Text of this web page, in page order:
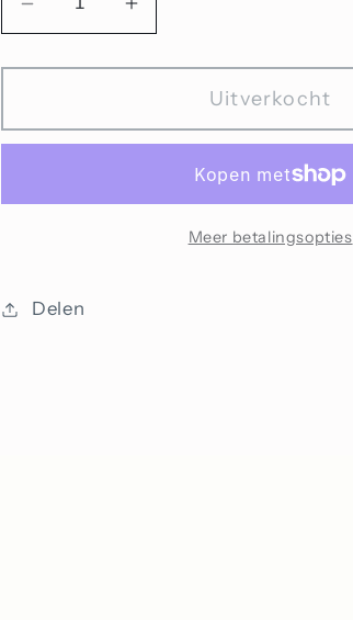
Aantal
voor
Onvoorwaardelijke
Liefde
Aantal
voor
Onvoorwaardelijke
Liefde
Uitverkocht
Meer betalingsopties
Delen